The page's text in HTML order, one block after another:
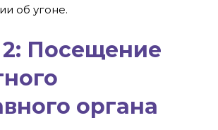
об угоне.
Посещение
органа